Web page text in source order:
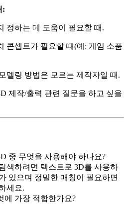
:
정하는 데 도움이 필요할 때.
콘셉트가 필요할 때(예: 게임 소품
델링 방법은 모르는 제작자일 때.
제작/출력 관련 질문을 하고 싶을
중 무엇을 사용해야 하나요?
색하려면 텍스트로 3D를 사용하
있으며 정밀한 매칭이 필요하면
세요.
에 가장 적합한가요?